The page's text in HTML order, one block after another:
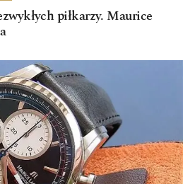
piłkarzy. Maurice